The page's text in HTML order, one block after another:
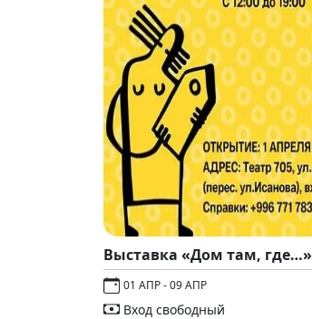
Выставка «Дом там, где…»
01 АПР - 09 АПР
Вход свободный